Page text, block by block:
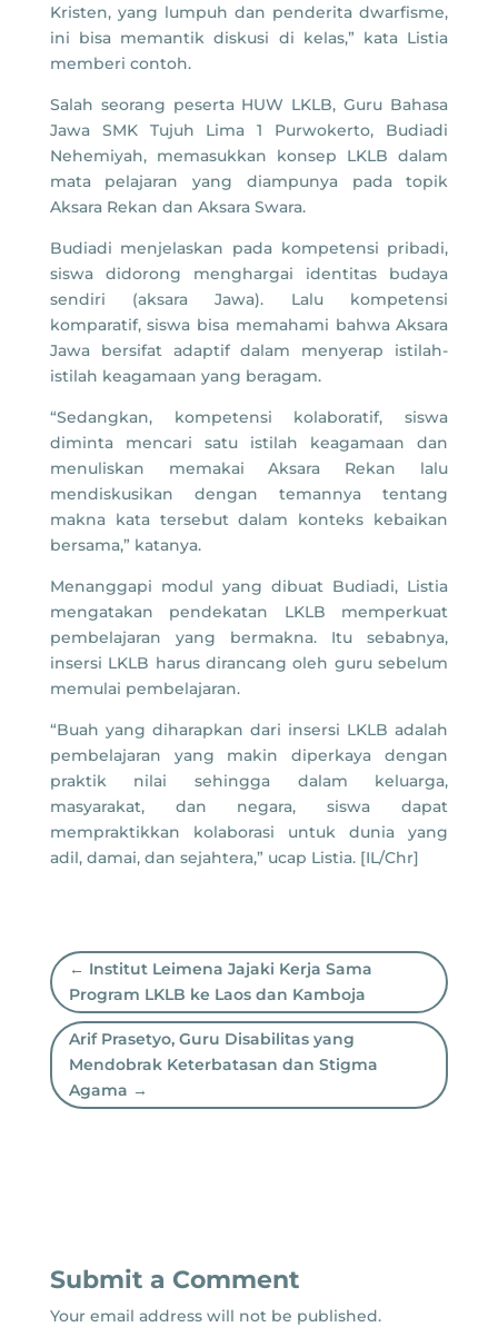
Kristen, yang lumpuh dan penderita dwarfisme,
ini bisa memantik diskusi di kelas,” kata Listia
memberi contoh.
Salah seorang peserta HUW LKLB, Guru Bahasa
Jawa SMK Tujuh Lima 1 Purwokerto, Budiadi
Nehemiyah, memasukkan konsep LKLB dalam
mata pelajaran yang diampunya pada topik
Aksara Rekan dan Aksara Swara.
Budiadi menjelaskan pada kompetensi pribadi,
siswa didorong menghargai identitas budaya
sendiri (aksara Jawa). Lalu kompetensi
komparatif, siswa bisa memahami bahwa Aksara
Jawa bersifat adaptif dalam menyerap istilah-
istilah keagamaan yang beragam.
“Sedangkan, kompetensi kolaboratif, siswa
diminta mencari satu istilah keagamaan dan
menuliskan memakai Aksara Rekan lalu
mendiskusikan dengan temannya tentang
makna kata tersebut dalam konteks kebaikan
bersama,” katanya.
Menanggapi modul yang dibuat Budiadi, Listia
mengatakan pendekatan LKLB memperkuat
pembelajaran yang bermakna. Itu sebabnya,
insersi LKLB harus dirancang oleh guru sebelum
memulai pembelajaran.
“Buah yang diharapkan dari insersi LKLB adalah
pembelajaran yang makin diperkaya dengan
praktik nilai sehingga dalam keluarga,
masyarakat, dan negara, siswa dapat
mempraktikkan kolaborasi untuk dunia yang
adil, damai, dan sejahtera,” ucap Listia. [IL/Chr]
← Institut Leimena Jajaki Kerja Sama
Program LKLB ke Laos dan Kamboja
Arif Prasetyo, Guru Disabilitas yang
Mendobrak Keterbatasan dan Stigma
Agama →
Submit a Comment
Your email address will not be published.